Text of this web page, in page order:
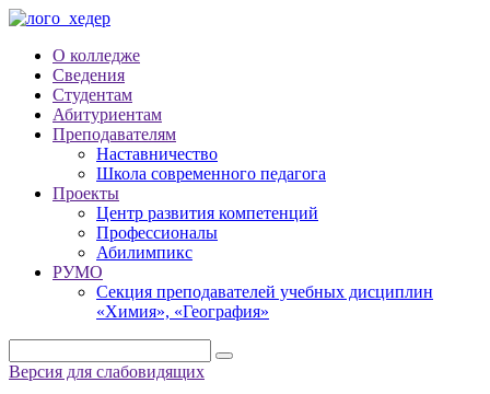
О колледже
Сведения
Студентам
Абитуриентам
Преподавателям
Наставничество
Школа современного педагога
Проекты
Центр развития компетенций
Профессионалы
Абилимпикс
РУМО
Секция преподавателей учебных дисциплин
«Химия», «География»
Версия для слабовидящих